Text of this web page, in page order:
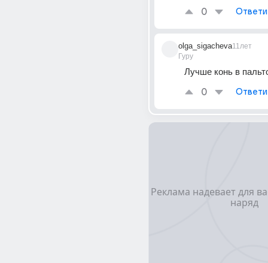
0
olga_sigacheva
Гуру
11лет
Лучше конь в
0